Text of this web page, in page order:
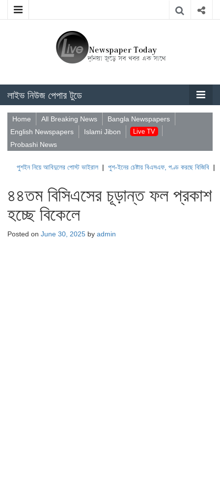
লাইভ নিউজ পেপার টুডে
Home All Breaking News
Bangla Newspapers
English Newspapers
Islami Jibon Live TV
Probashi News
নিয়ে আবিদুলের পোস্ট ভাইরাল|পুশ-ইনের চেষ্টায় বিএসএফ, পণ্ড করছে বিজিবি| লেবাননের
৪৪তম বিসিএসের চূড়ান্ত ফল প্রকাশ
হচ্ছে বিকেলে
Posted on June 30, 2025 by admin